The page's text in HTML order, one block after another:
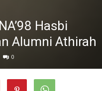
Hasbi
Alumni Athirah
0